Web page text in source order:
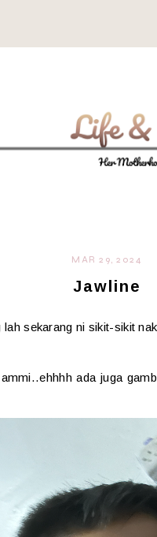
MAR 29, 2024
Jawline
sekarang ni sikit-sikit
ada juga